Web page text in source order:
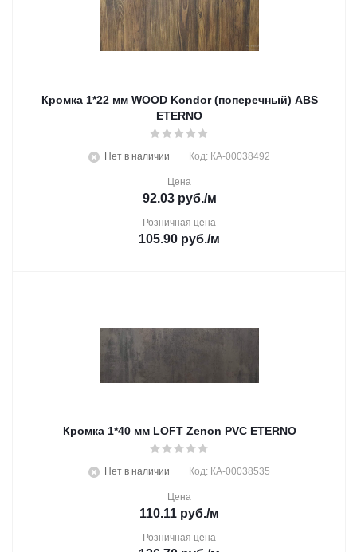
Кромка 1*22 мм WOOD Kondor (поперечный) ABS
ETERNO
Нет в наличии Код: КА-00038492
Цена
92.03руб./м
Розничная цена
105.90 руб./м
Кромка 1*40 мм LOFT Zenon PVC ETERNO
Нет в наличии Код: КА-00038535
Цена
110.11 руб./м
Розничная цена